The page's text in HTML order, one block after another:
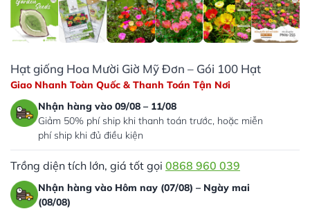
Hạt giống Hoa Mười Giờ Mỹ Đơn – Gói 100 Hạt
Giao Nhanh Toàn Quốc & Thanh Toán Tận Nơi
Nhận hàng vào 09/08 – 11/08
Giảm 50% phí ship khi thanh toán trước, hoặc miễn
phí ship khi đủ điều kiện
Trồng diện tích lớn, giá tốt gọi 0868 960 039
Nhận hàng vào Hôm nay (07/08) – Ngày mai
(08/08)